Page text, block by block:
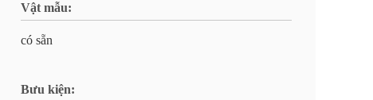
Vật mẫu:
có sẵn
Bưu kiện: